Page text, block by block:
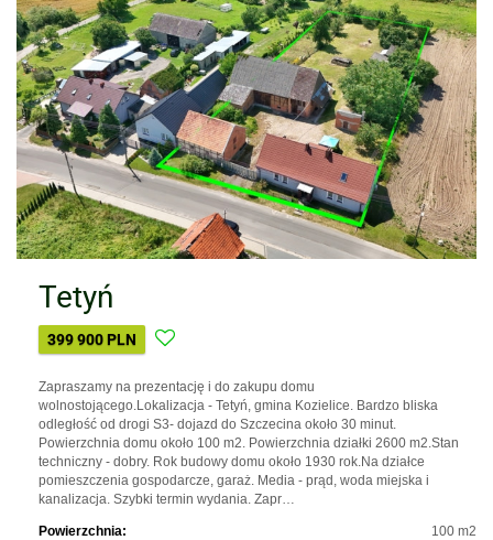
Tetyń
399 900 PLN
Zapraszamy na prezentację i do zakupu domu
wolnostojącego.Lokalizacja - Tetyń, gmina Kozielice. Bardzo bliska
odległość od drogi S3- dojazd do Szczecina około 30 minut.
Powierzchnia domu około 100 m2. Powierzchnia działki 2600 m2.Stan
techniczny - dobry. Rok budowy domu około 1930 rok.Na działce
pomieszczenia gospodarcze, garaż. Media - prąd, woda miejska i
kanalizacja. Szybki termin wydania. Zapr…
Powierzchnia:
100 m2